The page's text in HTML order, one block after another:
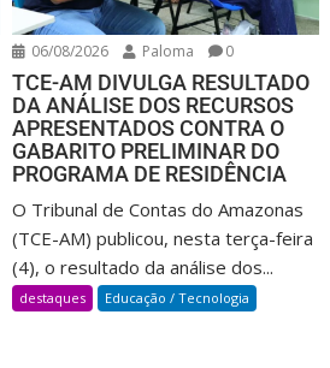
06/08/2026 Paloma 0
TCE-AM DIVULGA RESULTADO
DA ANÁLISE DOS RECURSOS
APRESENTADOS CONTRA O
GABARITO PRELIMINAR DO
PROGRAMA DE RESIDÊNCIA
O Tribunal de Contas do Amazonas
(TCE-AM) publicou, nesta terça-feira
(4), o resultado da análise dos...
destaques Educação / Tecnologia